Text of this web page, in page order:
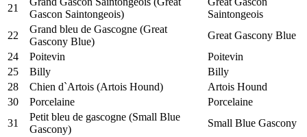
21
Gascon Saintongeois)
Saintongeois
22
Grand bleu de Gascogne (Great
Gascony Blue)
Great Gascony Blue
24
Poitevin
Poitevin
25
Billy
Billy
28
Chien d`Artois (Artois Hound)
Artois Hound
30
Porcelaine
Porcelaine
31
Petit bleu de gascogne (Small Blue
Gascony)
Small Blue Gascony